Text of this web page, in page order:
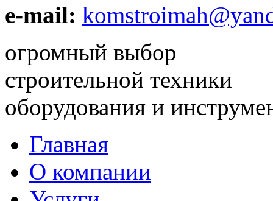
e-mail:
огромный выбор
строительной техники
оборудования и
Главная
О компании